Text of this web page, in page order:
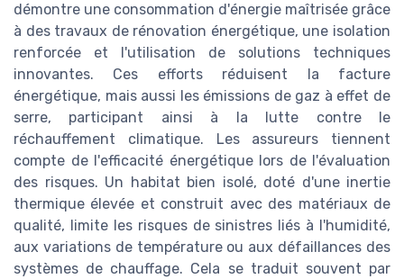
démontre une consommation d'énergie maîtrisée grâce
à des travaux de rénovation énergétique, une isolation
renforcée et l'utilisation de solutions techniques
innovantes. Ces efforts réduisent la facture
énergétique, mais aussi les émissions de gaz à effet de
serre, participant ainsi à la lutte contre le
réchauffement climatique. Les assureurs tiennent
compte de l'efficacité énergétique lors de l'évaluation
des risques. Un habitat bien isolé, doté d'une inertie
thermique élevée et construit avec des matériaux de
qualité, limite les risques de sinistres liés à l'humidité,
aux variations de température ou aux défaillances des
systèmes de chauffage. Cela se traduit souvent par